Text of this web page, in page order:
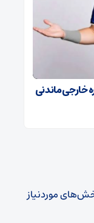
خارجی ماندنی
موردنیاز